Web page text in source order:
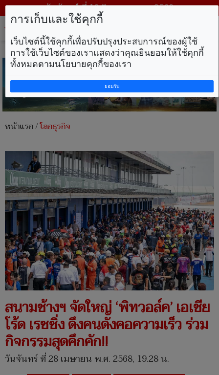
วันจันทร์ ที่ 10 สิงหาคม พ.ศ. 2569
หน้าแรก/โลกธุรกิจ
สนามช้างฯ จัดใหญ่ ‘พิทวอล์ค’ เอเชีย
โร้ด เรซซิ่ง ดึงคนดังคอความเร็ว ร่วม
กิจกรรมสุดคึกคัก!!
วันจันทร์ ที่ 28 เมษายน พ.ศ. 2568, 19.28 น.
การเก็บและใช้คุกกี้
เว็บไซต์นี้ใช้คุกกี้เพื่อปรับปรุงประสบการณ์ของผู้ใช้
การใช้เว็บไซต์ของเราแสดงว่าคุณยินยอมให้ใช้คุกกี้
ทั้งหมดตามนโยบายคุกกี้ของเรา
ยอมรับ